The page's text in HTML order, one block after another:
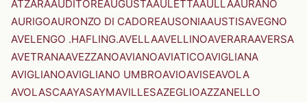
ATZARAAUDITOREAUGUSTAAULETTAAULLAAURANO
AURIGOAURONZO DI CADOREAUSONIAAUSTISAVEGNO
AVELENGO .HAFLING.AVELLAAVELLINOAVERARAAVERSA
AVETRANAAVEZZANOAVIANOAVIATICOAVIGLIANA
AVIGLIANOAVIGLIANO UMBROAVIOAVISEAVOLA
AVOLASCAAYASAYMAVILLESAZEGLIOAZZANELLO